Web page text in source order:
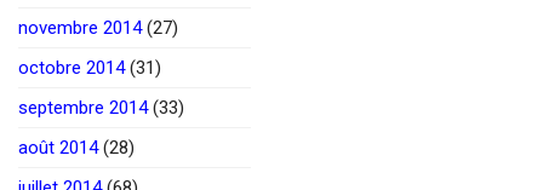
novembre 2014(27)
octobre 2014(31)
septembre 2014(33)
août 2014(28)